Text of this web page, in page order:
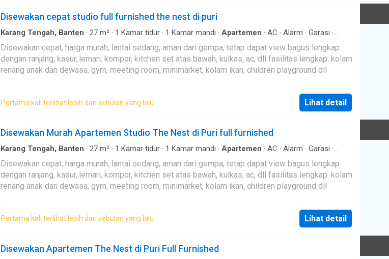
Disewakan cepat studio full furnished the nest di puri
Karang Tengah, Banten · 27 m² · 1 Kamar tidur · 1 Kamar mandi · Apartemen · AC · Alarm · Garasi ·
jaga·Gym· Listrik·Interkom·Angkat· Pemandangan panorama·Secure parking·Ruang kantor·Televisi
·Halaman·Tangki air·Kolam renang·Ruang layanan·Keamanan
Disewakan cepat, harga murah, lantai sedang, aman dari gempa, tetap dapat view bagus lengkap
dengan ranjang, kasur,.lemari, kompor, kitchen set atas bawah, kulkas, ac, dll fasilitas lengkap: kolam
renang anak dan dewasa, gym, meeting room, minimarket, kolam ikan, children playground dll
Pertama kali terlihat lebih dari sebulan yang lalu Lihat detail
Disewakan Murah Apartemen Studio The Nest di Puri full furnished
Karang Tengah, Banten · 27 m² · 1 Kamar tidur · 1 Kamar mandi · Apartemen · AC · Alarm · Garasi ·
jaga·Dapur terpadu·Interkom·Angkat ·Pemandangan panorama· Secure parking·Ruang layanan·
Teras·Keamanan 24 jam·Halaman
Disewakan cepat, harga murah, lantai sedang, aman dari gempa, tetap dapat view bagus lengkap
dengan ranjang, kasur,.lemari, kompor, kitchen set atas bawah, kulkas, ac, dll fasilitas lengkap: kolam
renang anak dan dewasa, gym, meeting room, minimarket, kolam ikan, children playground dll
Pertama kali terlihat lebih dari sebulan yang lalu Lihat detail
Disewakan Apartemen The Nest di Puri Full Furnished